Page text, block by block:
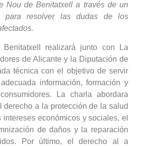
Nou de Benitatxell a través de un
para resolver las dudas de los
realizará junto con La
de Alicante y la Diputación de
técnica con el objetivo de servir
información, formación y
La charla abordara
derecho a la protección de la salud
económicos y sociales, el
de daños y la reparación
Por último, el derecho al a